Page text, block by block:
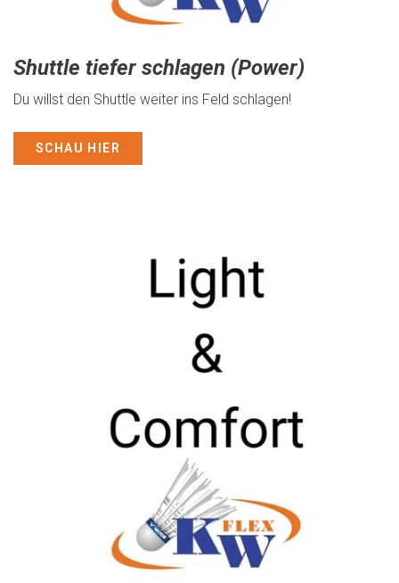
Shuttle tiefer schlagen (Power)
Du willst den Shuttle weiter ins Feld schlagen!
SCHAU HIER